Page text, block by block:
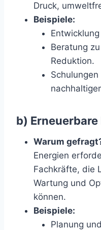
Druck,
Beispiele:
Beratung
Reduktion.
b) Erneuerbare
Warum
Energien
Fachkräfte, die
Wartung und
können.
Beispiele:
Planung